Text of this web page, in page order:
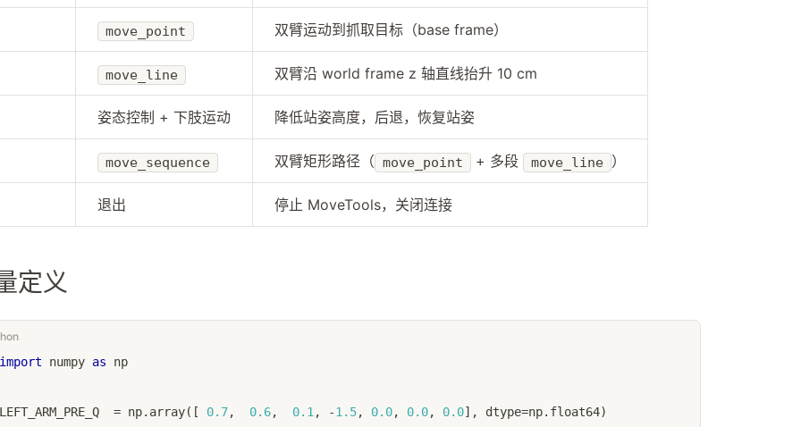
move_point 双臂运动到抓取目标（base frame）
move_line 双臂沿 world frame z 轴直线抬升 10 cm
姿态控制 + 下肢运动 降低站姿高度，后退，恢复站姿
move_sequence 双臂矩形路径（ move_point + 多段 move_line ）
退出 停止 MoveTools，关闭连接
定义
import numpy as np
LEFT_ARM_PRE_Q = np. array( [ 0.7, 0.6, 0.1 , -1.5, 0.0, 0.0, 0.0] , dtype=np. float64)